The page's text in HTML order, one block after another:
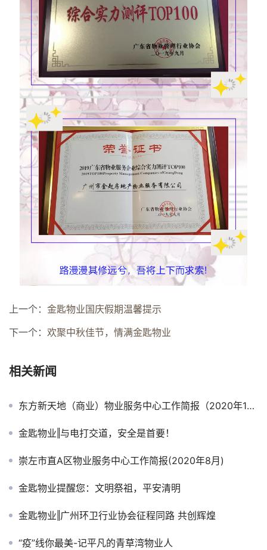
上一个： 金匙物业国庆假期温馨提示
下一个： 欢聚中秋佳节，情满金匙物业
相关新闻
东方新天地（商业）物业服务中心工作简报（2020年1月）
金匙物业‖与电打交道，安全是首要！
崇左市直A区物业服务中心工作简报(2020年8月)
金匙物业提醒您：文明祭祖，平安清明
金匙物业‖广州环卫行业协会征程同路 共创辉煌
“疫”线你最美-记平凡的青草湾物业人